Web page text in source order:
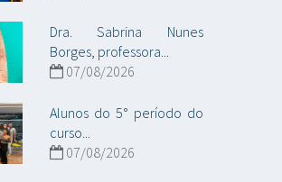
Dra. Sabrina Nunes
Borges, professora...
07/08/2026
Alunos do 5° período do
curso...
07/08/2026